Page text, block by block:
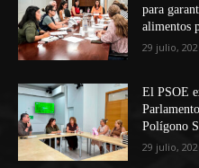
para
alimentos
29 julio,
El PSOE
Polígono
29 julio,